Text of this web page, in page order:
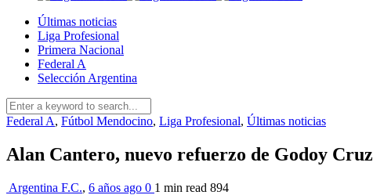
Últimas noticias
Liga Profesional
Primera Nacional
Federal A
Selección Argentina
Federal A, Fútbol Mendocino, Liga Profesional, Últimas noticias
Alan Cantero, nuevo refuerzo de Godoy Cruz
Argentina F.C., 6 años ago 0 1 min read 894